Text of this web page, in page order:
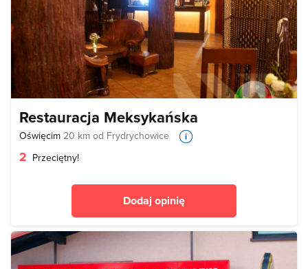
Restauracja Meksykańska
Oświęcim 20 km od Frydrychowice
2 Przeciętny!
Dodaj opinię